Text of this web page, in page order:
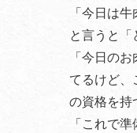
「今日は牛
と言うと
「今日の
てるけど
の資格を持
「これで